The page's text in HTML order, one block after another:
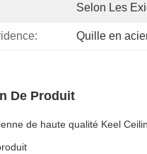
Selon Les
Quille en
De Produit
de haute qualité Keel